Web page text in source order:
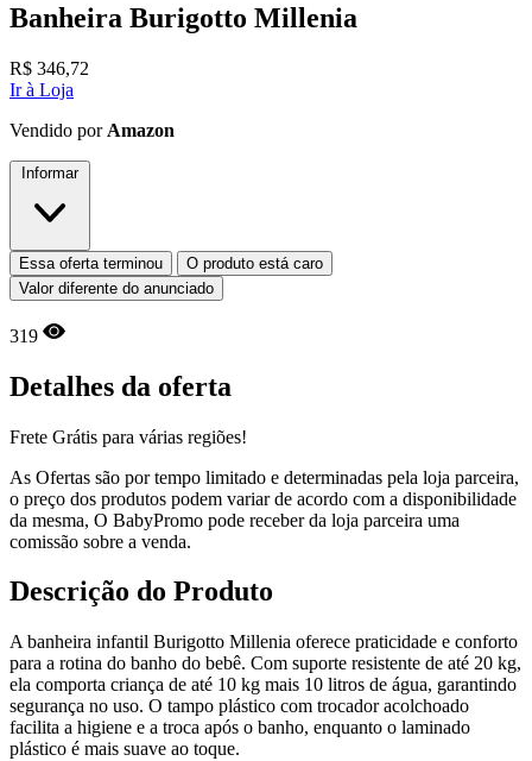
Banheira Burigotto Millenia
R$ 346,72
Ir à Loja
Vendido por Amazon
Informar
Essa oferta terminou
O produto está caro
Valor diferente do anunciado
319
Detalhes da oferta
Frete Grátis para várias regiões!
As Ofertas são por tempo limitado e determinadas pela loja parceira,
o preço dos produtos podem variar de acordo com a disponibilidade
da mesma, O BabyPromo pode receber da loja parceira uma
comissão sobre a venda.
Descrição do Produto
A banheira infantil Burigotto Millenia oferece praticidade e conforto
para a rotina do banho do bebê. Com suporte resistente de até 20 kg,
ela comporta criança de até 10 kg mais 10 litros de água, garantindo
segurança no uso. O tampo plástico com trocador acolchoado
facilita a higiene e a troca após o banho, enquanto o laminado
plástico é mais suave ao toque.